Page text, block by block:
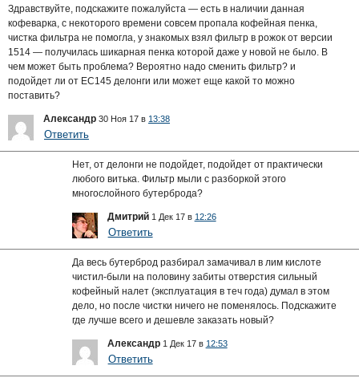
Здравствуйте, подскажите пожалуйста — есть в наличии данная
кофеварка, с некоторого времени совсем пропала кофейная пенка,
чистка фильтра не помогла, у знакомых взял фильтр в рожок от версии
1514 — получилась шикарная пенка которой даже у новой не было. В
чем может быть проблема? Вероятно надо сменить фильтр? и
подойдет ли от ЕС145 делонги или может еще какой то можно
поставить?
Александр 30 Ноя 17 в 13:38
Ответить
Нет, от делонги не подойдет, подойдет от практически
любого витька. Фильтр мыли с разборкой этого
многослойного бутерброда?
Дмитрий 1 Дек 17 в 12:26
Ответить
Да весь бутерброд разбирал замачивал в лим кислоте
чистил-были на половину забиты отверстия сильный
кофейный налет (эксплуатация в теч года) думал в этом
дело, но после чистки ничего не поменялось. Подскажите
где лучше всего и дешевле заказать новый?
Александр 1 Дек 17 в 12:53
Ответить